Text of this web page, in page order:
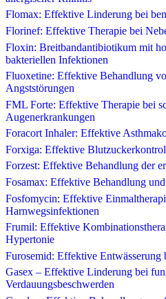
Flomax: Effektive Linderung bei
Florinef: Effektive Therapie bei
Floxin: Breitbandantibiotikum mit
bakteriellen Infektionen
Fluoxetine: Effektive Behandlung
Angststörungen
FML Forte: Effektive Therapie bei
Augenerkrankungen
Foracort Inhaler: Effektive
Forxiga: Effektive
Forzest: Effektive Behandlung der
Fosamax: Effektive Behandlung
Fosfomycin: Effektive
Harnwegsinfektionen
Frumil: Effektive
Hypertonie
Furosemid: Effektive
Gasex – Effektive Linderung bei
Verdauungsbeschwerden